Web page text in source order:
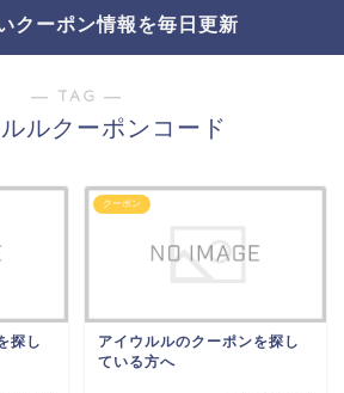
クーポン情報を毎日更新
― TAG ―
ルクーポンコード
探し
クーポン
アイウルルのクーポンを探し
ている方へ